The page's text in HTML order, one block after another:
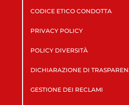
CODICE ETICO CONDOTTA
PRIVACY POLICY
POLICY DIVERSITÀ
DICHIARAZIONE DI
GESTIONE DEI RECLAMI